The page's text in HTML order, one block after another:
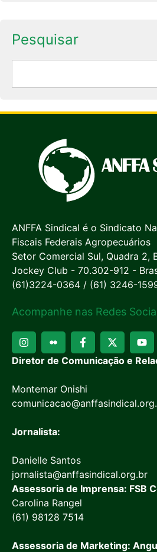
Pesquisar
ANFFA Sindical é o Sindicato
Fiscais Federais Agropecuários
Setor Comercial Sul, Quadra 2,
Jockey Club - 70.302-912 -
(61)3224-0364 / (61) 3246-
Acompanhe nas Redes
Diretor de Comunicação e
Montemar Onishi
Jornalista:
Danielle Santos
jornalista@anffasindical.org.br
Assessoria de Imprensa: FSB
Carolina Rangel
(61) 98128 7514
Assessoria de Marketing: